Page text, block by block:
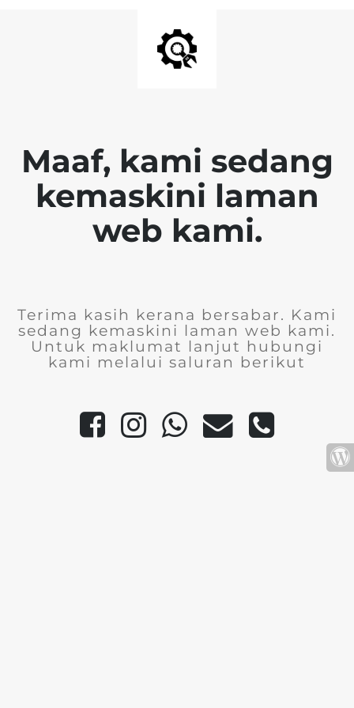
Maaf, kami sedang
kemaskini laman
web kami.
Terima kasih kerana bersabar. Kami
sedang kemaskini laman web kami.
Untuk maklumat lanjut hubungi
kami melalui saluran berikut